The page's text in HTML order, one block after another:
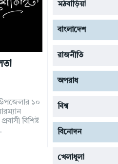
১০
বিশিষ্ট
মঠবাড়িয়া
বাংলাদেশ
রাজনীতি
অপরাধ
বিশ্ব
বিনোদন
খেলাধুলা